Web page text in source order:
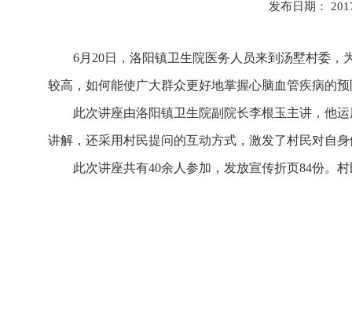
发布日期：
6月20日，洛阳镇卫生院医务人员来到汤墅村委，
较高，如何能使广大群众更好地掌握心脑血管疾病的
此次讲座由洛阳镇卫生院副院长李根玉主讲，他运
讲解，还采用村民提问的互动方式，激发了村民对自
此次讲座共有40余人参加，发放宣传折页84份。村